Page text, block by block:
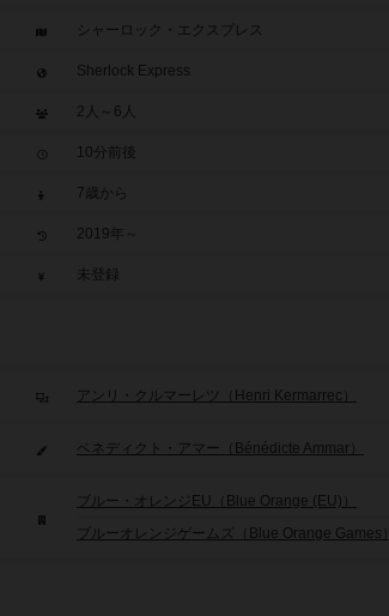
シャーロック・エクスプレス
Sherlock Express
2人～6人
10分前後
7歳から
2019年～
未登録
アンリ・クルマーレツ（Henri Kermarrec）
ベネディクト・アマー（Bénédicte Ammar）
ブルー・オレンジEU（Blue Orange (EU)）
ブルーオレンジゲームズ（Blue Orange Games）